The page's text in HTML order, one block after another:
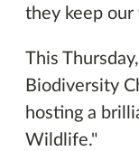
they keep
This
Biodiversity
hosting a
Wildlife."